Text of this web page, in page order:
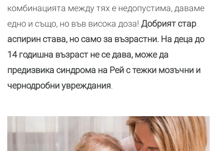
комбинацията между тях е недопустима, даваме
едно и също, но във висока доза! Добрият стар
аспирин става, но само за възрастни. На деца до
14 годишна възраст не се дава, може да
предизвика синдрома на Рей с тежки мозъчни и
чернодробни увреждания.